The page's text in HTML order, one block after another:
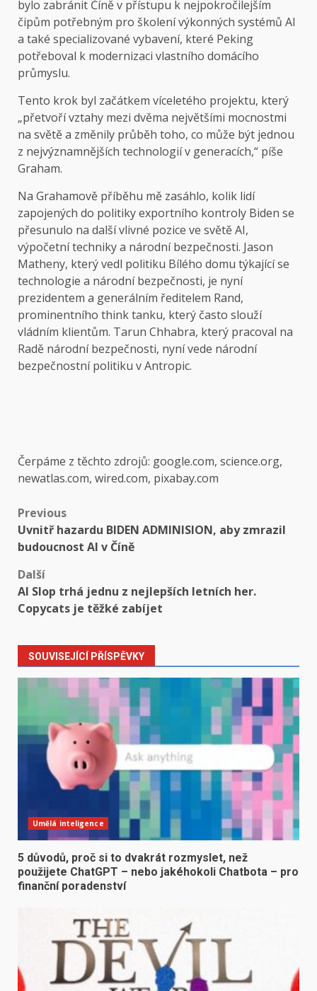
bylo zabránit Číně v přístupu k nejpokročilejším
čipům potřebným pro školení výkonných systémů AI
a také specializované vybavení, které Peking
potřeboval k modernizaci vlastního domácího
průmyslu.
Tento krok byl začátkem víceletého projektu, který
„přetvoří vztahy mezi dvěma největšími mocnostmi
na světě a změnily průběh toho, co může být jednou
z nejvýznamnějších technologií v generacích,“ píše
Graham.
Na Grahamově příběhu mě zasáhlo, kolik lidí
zapojených do politiky exportního kontroly Biden se
přesunulo na další vlivné pozice ve světě AI,
výpočetní techniky a národní bezpečnosti. Jason
Matheny, který vedl politiku Bílého domu týkající se
technologie a národní bezpečnosti, je nyní
prezidentem a generálním ředitelem Rand,
prominentního think tanku, který často slouží
vládním klientům. Tarun Chhabra, který pracoval na
Radě národní bezpečnosti, nyní vede národní
bezpečnostní politiku v Antropic.
Čerpáme z těchto zdrojů: google.com, science.org,
newatlas.com, wired.com, pixabay.com
Post
navigation
Previous
Uvnitř hazardu BIDEN ADMINISION, aby zmrazil
budoucnost AI v Číně
Další
AI Slop trhá jednu z nejlepších letních her.
Copycats je těžké zabíjet
SOUVISEJÍCÍ PŘÍSPĚVKY
Umělá inteligence
5 důvodů, proč si to dvakrát rozmyslet, než
použijete ChatGPT – nebo jakéhokoli Chatbota – pro
finanční poradenství